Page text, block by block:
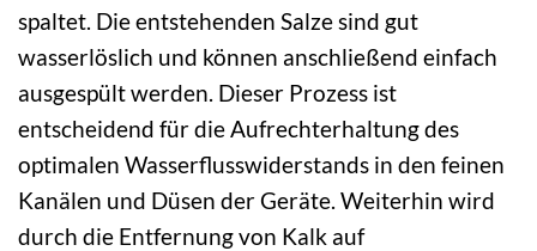
spaltet. Die entstehenden Salze sind gut
wasserlöslich und können anschließend einfach
ausgespült werden. Dieser Prozess ist
entscheidend für die Aufrechterhaltung des
optimalen Wasserflusswiderstands in den feinen
Kanälen und Düsen der Geräte. Weiterhin wird
durch die Entfernung von Kalk auf